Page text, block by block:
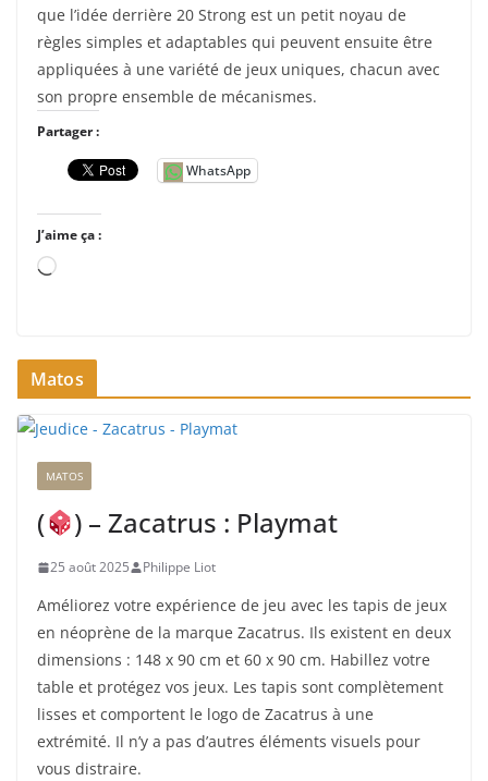
que l’idée derrière 20 Strong est un petit noyau de
règles simples et adaptables qui peuvent ensuite être
appliquées à une variété de jeux uniques, chacun avec
son propre ensemble de mécanismes.
Partager :
WhatsApp
J’aime ça :
C
g
e
m
e
n
t
…
Matos
MATOS
( ) – Zacatrus : Playmat
25 août 2025 Philippe Liot
Améliorez votre expérience de jeu avec les tapis de jeux
en néoprène de la marque Zacatrus. Ils existent en deux
dimensions : 148 x 90 cm et 60 x 90 cm. Habillez votre
table et protégez vos jeux. Les tapis sont complètement
lisses et comportent le logo de Zacatrus à une
extrémité. Il n’y a pas d’autres éléments visuels pour
vous distraire.